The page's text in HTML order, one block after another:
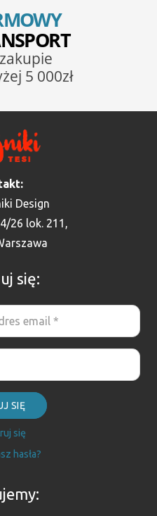
Design
26 lok. 211,
się:
SIĘ
się
hasła?